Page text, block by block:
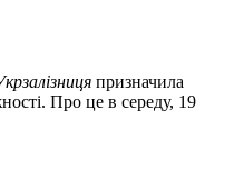
призначила
Про це в середу, 19